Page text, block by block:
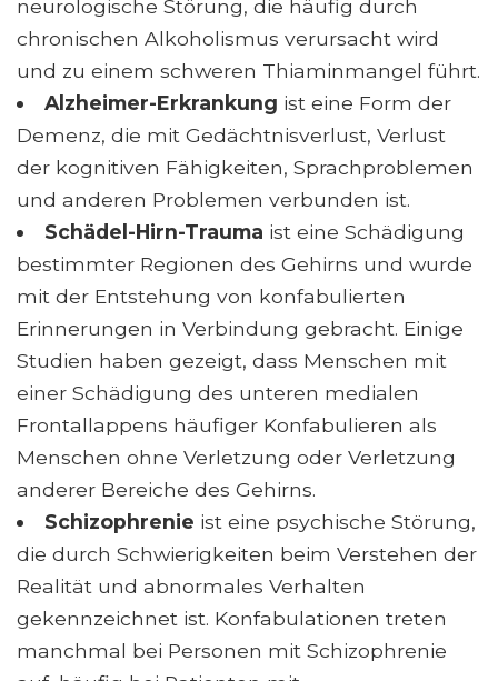
neurologische Störung, die häufig durch
chronischen Alkoholismus verursacht wird
und zu einem schweren Thiaminmangel führt.
Alzheimer-Erkrankung ist eine Form der
Demenz, die mit Gedächtnisverlust, Verlust
der kognitiven Fähigkeiten, Sprachproblemen
und anderen Problemen verbunden ist.
Schädel-Hirn-Trauma ist eine Schädigung
bestimmter Regionen des Gehirns und wurde
mit der Entstehung von konfabulierten
Erinnerungen in Verbindung gebracht. Einige
Studien haben gezeigt, dass Menschen mit
einer Schädigung des unteren medialen
Frontallappens häufiger Konfabulieren als
Menschen ohne Verletzung oder Verletzung
anderer Bereiche des Gehirns.
Schizophrenie ist eine psychische Störung,
die durch Schwierigkeiten beim Verstehen der
Realität und abnormales Verhalten
gekennzeichnet ist. Konfabulationen treten
manchmal bei Personen mit Schizophrenie